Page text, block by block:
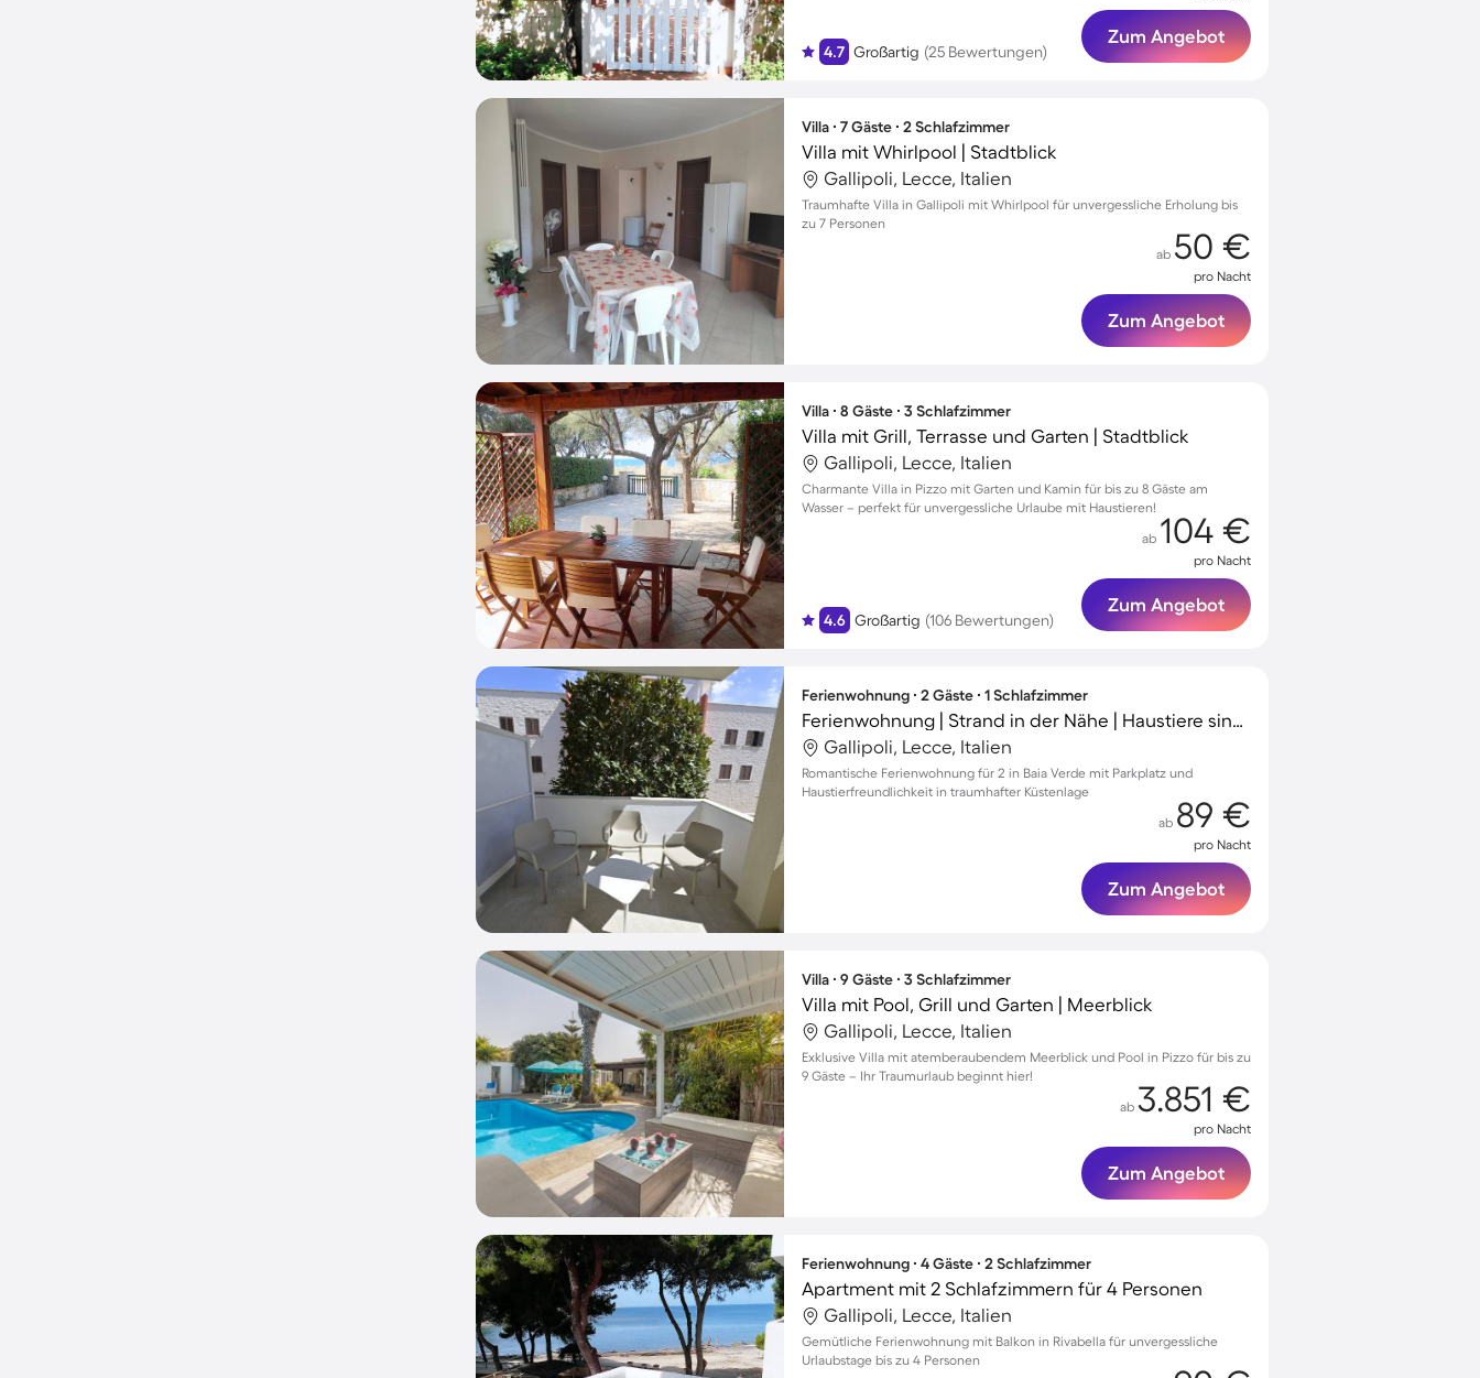
4.7 Großartig (25 Bewertungen)
Zum Angebot
Villa ∙ 7 Gäste ∙ 2 Schlafzimmer
Villa mit Whirlpool | Stadtblick
Gallipoli, Lecce, Italien
Traumhafte Villa in Gallipoli mit Whirlpool für unvergessliche Erholung bis
zu 7 Personen
ab 50 €
pro Nacht
Zum Angebot
Villa ∙ 8 Gäste ∙ 3 Schlafzimmer
Villa mit Grill, Terrasse und Garten | Stadtblick
Gallipoli, Lecce, Italien
Charmante Villa in Pizzo mit Garten und Kamin für bis zu 8 Gäste am
Wasser – perfekt für unvergessliche Urlaube mit Haustieren!
4.6 Großartig (106 Bewertungen)
ab 104 €
pro Nacht
Zum Angebot
Ferienwohnung ∙ 2 Gäste ∙ 1 Schlafzimmer
Ferienwohnung | Strand in der Nähe | Haustiere sind willkommen
Gallipoli, Lecce, Italien
Romantische Ferienwohnung für 2 in Baia Verde mit Parkplatz und
Haustierfreundlichkeit in traumhafter Küstenlage
ab 89 €
pro Nacht
Zum Angebot
Villa ∙ 9 Gäste ∙ 3 Schlafzimmer
Villa mit Pool, Grill und Garten | Meerblick
Gallipoli, Lecce, Italien
Exklusive Villa mit atemberaubendem Meerblick und Pool in Pizzo für bis zu
9 Gäste – Ihr Traumurlaub beginnt hier!
ab 3.851 €
pro Nacht
Zum Angebot
Ferienwohnung ∙ 4 Gäste ∙ 2 Schlafzimmer
Apartment mit 2 Schlafzimmern für 4 Personen
Gallipoli, Lecce, Italien
Gemütliche Ferienwohnung mit Balkon in Rivabella für unvergessliche
Urlaubstage bis zu 4 Personen